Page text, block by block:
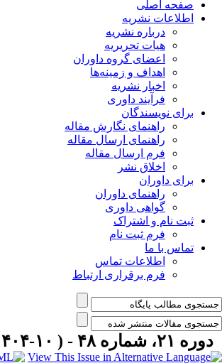
صفحه اصلی
اطلاعات نشریه
درباره نشریه
هیات تحریریه
اعضای گروه داوران
اهداف و زمینه‌ها
اخبار نشریه
فرآیند داوری
برای نویسندگان
راهنمای نگارش مقاله
راهنمای ارسال مقاله
فرم ارسال مقاله
اخلاق نشر
برای داوران
راهنمای داوران
گواهی داوری
ثبت نام و اشتراک
فرم ثبت نام
تماس با ما
اطلاعات تماس
فرم برقراری ارتباط
دوره ۲۱، شماره ۴۸ - ( ۱۰-۱۴۰۴ )